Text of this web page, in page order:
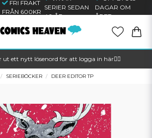
FRI FRAKT
FRÅN 600KR
SERIER SEDAN
40 ÅR
DAGAR OM
ÅRET
ut ett nytt lösenord för att logga in här🦸‍♂️
SERIEBÖCKER DEER EDITOR TP